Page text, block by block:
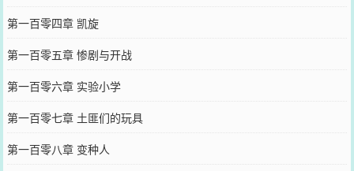
第一百零四章 凯旋
第一百零五章 惨剧与开战
第一百零六章 实验小学
第一百零七章 土匪们的玩具
第一百零八章 变种人